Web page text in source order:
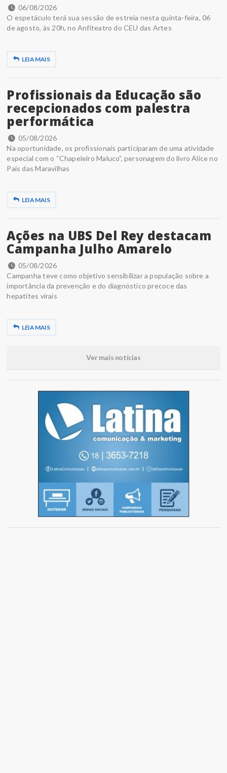
06/08/2026
O espetáculo terá sua sessão de estreia nesta quinta-feira, 06
de agosto, às 20h, no Anfiteatro do CEU das Artes
LEIA MAIS
Profissionais da Educação são
recepcionados com palestra
performática
05/08/2026
Na oportunidade, os profissionais participaram de uma atividade
especial com o “Chapeleiro Maluco”, personagem do livro Alice no
País das Maravilhas
LEIA MAIS
Ações na UBS Del Rey destacam
Campanha Julho Amarelo
05/08/2026
Campanha teve como objetivo sensibilizar a população sobre a
importância da prevenção e do diagnóstico precoce das
hepatites virais
LEIA MAIS
Ver mais notícias